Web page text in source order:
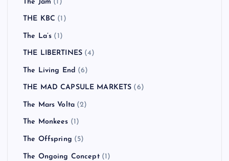
The Jam (1)
THE KBC (1)
The La’s (1)
THE LIBERTINES (4)
The Living End (6)
THE MAD CAPSULE MARKETS (6)
The Mars Volta (2)
The Monkees (1)
The Offspring (5)
The Ongoing Concept(1)